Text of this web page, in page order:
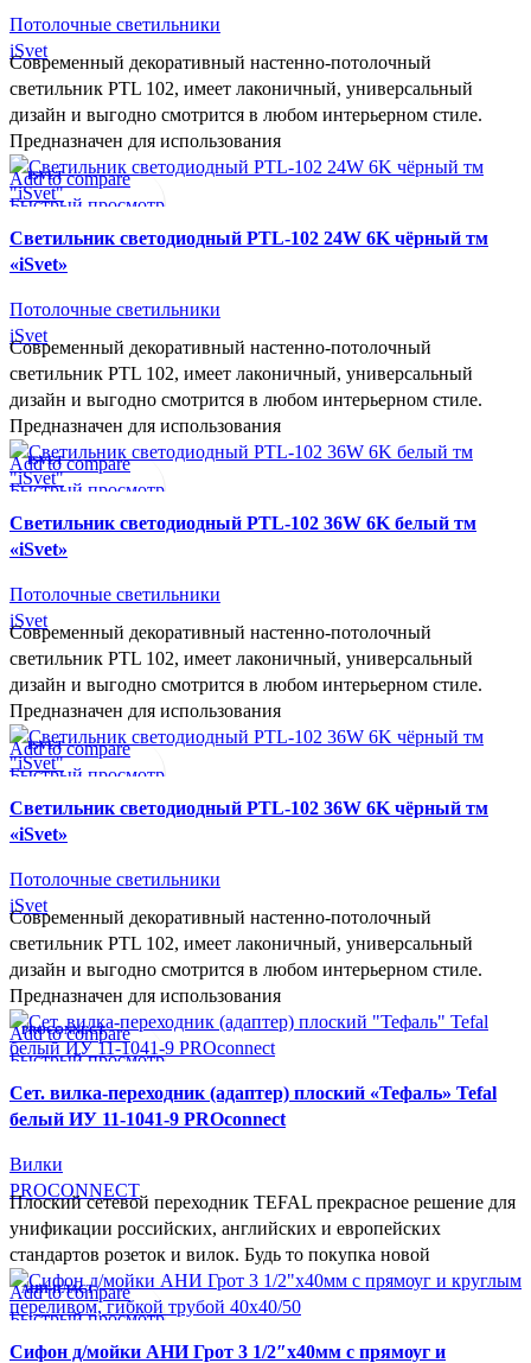
Потолочные светильники
iSvet
Современный декоративный настенно-потолочный
светильник PTL 102, имеет лаконичный, универсальный
дизайн и выгодно смотрится в любом интерьерном стиле.
Предназначен для использования
ISVET
Add to compare
Быстрый просмотр
В желаемое
Cветильник светодиодный PTL-102 24W 6K чёрный тм
«iSvet»
Потолочные светильники
iSvet
Современный декоративный настенно-потолочный
светильник PTL 102, имеет лаконичный, универсальный
дизайн и выгодно смотрится в любом интерьерном стиле.
Предназначен для использования
ISVET
Add to compare
Быстрый просмотр
В желаемое
Cветильник светодиодный PTL-102 36W 6K белый тм
«iSvet»
Потолочные светильники
iSvet
Современный декоративный настенно-потолочный
светильник PTL 102, имеет лаконичный, универсальный
дизайн и выгодно смотрится в любом интерьерном стиле.
Предназначен для использования
ISVET
Add to compare
Быстрый просмотр
В желаемое
Cветильник светодиодный PTL-102 36W 6K чёрный тм
«iSvet»
Потолочные светильники
iSvet
Современный декоративный настенно-потолочный
светильник PTL 102, имеет лаконичный, универсальный
дизайн и выгодно смотрится в любом интерьерном стиле.
Предназначен для использования
PROCONNECT
Add to compare
Быстрый просмотр
В желаемое
Cет. вилка-переходник (адаптер) плоский «Тефаль» Tefal
белый ИУ 11-1041-9 PROconnect
Вилки
PROCONNECT
Плоский сетевой переходник TEFAL прекрасное решение для
унификации российских, английских и европейских
стандартов розеток и вилок. Будь то покупка новой
АНИ ПЛАСТ
Add to compare
Быстрый просмотр
В желаемое
Cифон д/мойки АНИ Грот 3 1/2″х40мм с прямоуг и